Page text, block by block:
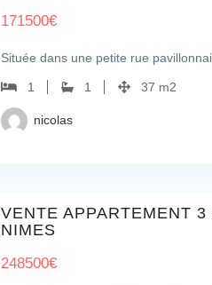
171500€
Située dans une petite rue
1 1 37 m2
nicolas
VENTE APPARTEMENT
NIMES
248500€